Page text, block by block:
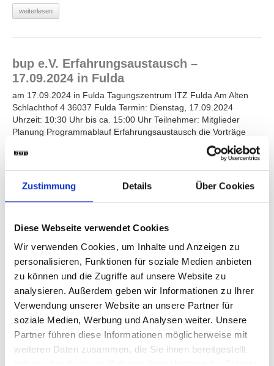
Zustimmung Details Über Cookies
Diese Webseite verwendet Cookies
Wir verwenden Cookies, um Inhalte und Anzeigen zu
personalisieren, Funktionen für soziale Medien anbieten
zu können und die Zugriffe auf unsere Website zu
analysieren. Außerdem geben wir Informationen zu Ihrer
Verwendung unserer Website an unsere Partner für
soziale Medien, Werbung und Analysen weiter. Unsere
Partner führen diese Informationen möglicherweise mit
weiteren Daten zusammen, die Sie ihnen bereitgestellt
weiterlesen
bup e.V. Erfahrungsaustausch –
17.09.2024 in Fulda
am 17.09.2024 in Fulda Tagungszentrum ITZ Fulda Am Alten
Schlachthof 4 36037 Fulda Termin: Dienstag, 17.09.2024
Uhrzeit: 10:30 Uhr bis ca. 15:00 Uhr Teilnehmer: Mitglieder
Planung Programmablauf Erfahrungsaustausch die Vorträge
und Bilder der Veranstaltung finden Sie hier Ein erfolgreicher
Erfahrungsaustausch für unsere bup Mitglieder! Am
Erfahrungsaustausch am 17.09.2024 nahmen 25 Mitglieder teil.
Die Vorträge waren sehr interessant und haben zur Diskussion
und auch zum Nachdenken angeregt. PDF der Vorträge werden
für Sie im Intranet unter Fachvorträger / für Mitglieder abgelegt.
Austausches festgehalten werden soll. Der nächste
Erfahrungsaustausch ist am 17.09.2025 in Fulda geplant.
2024 MITGLIEDERVERSAMMLUNG
Nächste Mitgliederversammlung Am 11.04.2024 von 11:00 Uhr
bis ca. 16:00 Uhr Am 12.04.2024 von 9:00 Uhr bis ca. 12:00 Uhr
Anschließend Mittagsimbiss und Besichtigung der Prüfstelle IBQ
– Institut für Baustoff-Qualitätssicherung GmbH in Fellbach